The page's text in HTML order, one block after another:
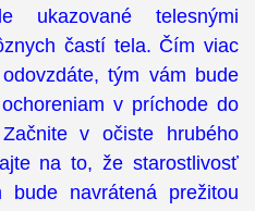
ukazované telesnými
častí tela. Čím viac
tým vám bude
v príchode do
v očiste hrubého
na to, že starostlivosť
navrátená prežitou